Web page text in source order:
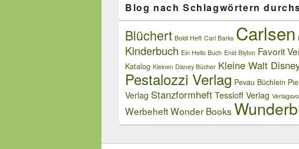
Blog nach Schlagwörtern
Blüchert Boldi Heft Carl Barks Carlsen
Kinderbuch Ein Hello Buch Enid Blyton Favorit
Katalog Kleinen Disney Bücher Kleine Walt
Pestalozzi Verlag Pevau Büchlein
Verlag Stanzformheft Tessloff Verlag
WerbeheftWonder Books